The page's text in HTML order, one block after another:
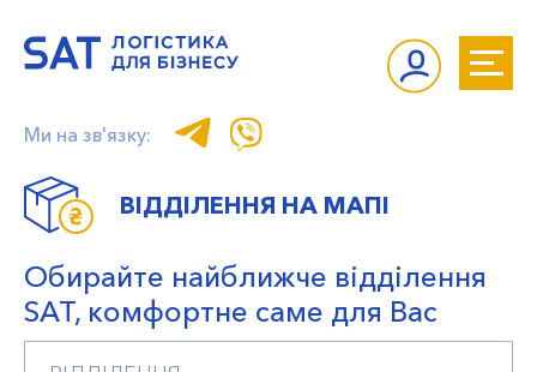
Ми на зв'язку:
ВІДДІЛЕННЯ НА МАПІ
Обирайте найближче відділення
SAT, комфортне саме для Вас